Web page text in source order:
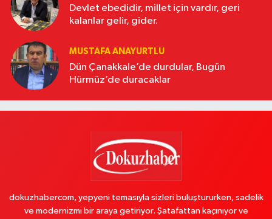
Devlet ebedidir, millet için vardır, geri
kalanlar gelir, gider.
MUSTAFA ANAYURTLU
Dün Çanakkale’de durdular, Bugün
Hürmüz’de duracaklar
dokuzhabercom, yepyeni temasıyla sizleri buluştururken, sadelik
ve modernizmi bir araya getiriyor. Şatafattan kaçınıyor ve